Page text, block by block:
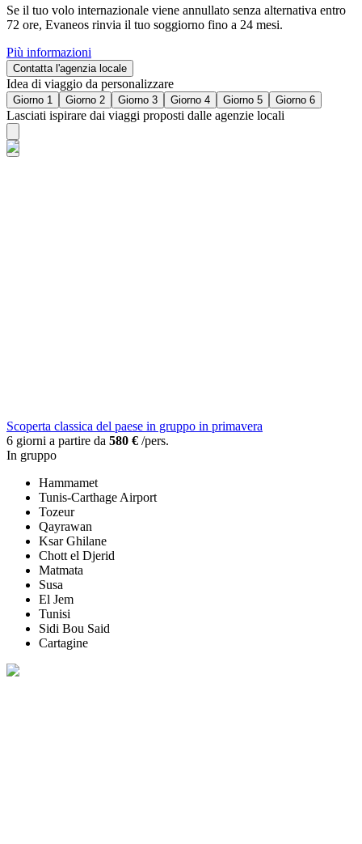
Se il tuo volo internazionale viene annullato senza alternativa entro
72 ore, Evaneos rinvia il tuo soggiorno fino a 24 mesi.
Più informazioni
Contatta l'agenzia locale
Idea di viaggio da personalizzare
Giorno 1 Giorno 2 Giorno 3 Giorno 4 Giorno 5 Giorno 6
Lasciati ispirare dai viaggi proposti dalle agenzie locali
Scoperta classica del paese in gruppo in primavera
6 giorni a partire da 580 € /pers.
In gruppo
Hammamet
Tunis-Carthage Airport
Tozeur
Qayrawan
Ksar Ghilane
Chott el Djerid
Matmata
Susa
El Jem
Tunisi
Sidi Bou Said
Cartagine